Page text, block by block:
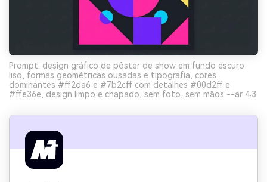
Prompt: design gráfico de pôster de show em fundo escuro
liso, formas geométricas ousadas e tipografia, cores
dominantes #ff2da6 e #7b2cff com detalhes #00d2ff e
#ffe36e, design limpo e chapado, sem foto, sem mãos --ar 4:3